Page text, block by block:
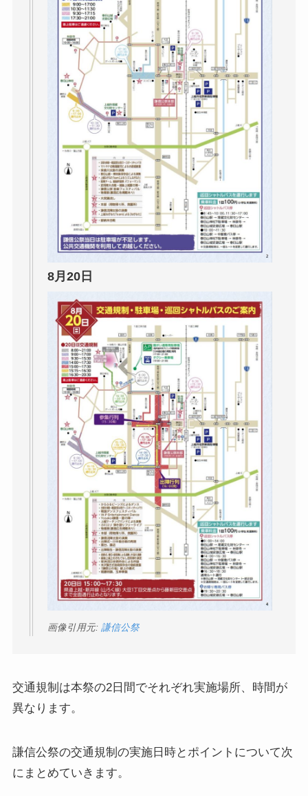
8月20日
画像引用元: 謙信公祭
交通規制は本祭の2日間でそれぞれ実施場所、時間が
異なります。
謙信公祭の交通規制の実施日時とポイントについて次
にまとめていきます。